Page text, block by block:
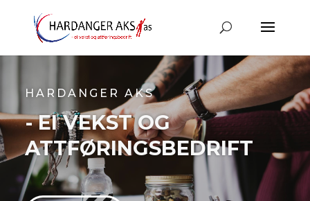
HARDANGER AKS
- EI VEKST OG
ATTFØRINGSBEDRIFT